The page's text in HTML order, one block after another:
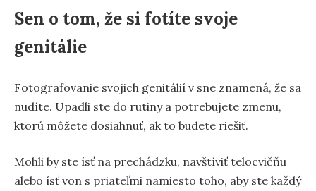
Sen o tom, že si fotíte svoje
genitálie
Fotografovanie svojich genitálií v sne znamená, že sa
nudíte. Upadli ste do rutiny a potrebujete zmenu,
ktorú môžete dosiahnuť, ak to budete riešiť.
Mohli by ste ísť na prechádzku, navštíviť telocvičňu
alebo ísť von s priateľmi namiesto toho, aby ste každý